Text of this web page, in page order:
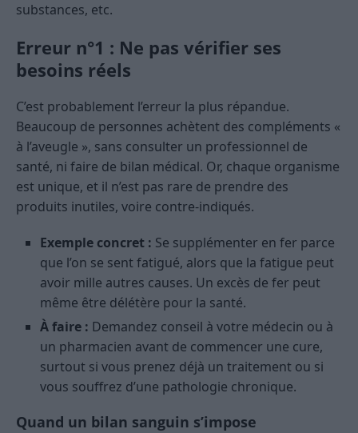
substances, etc.
Erreur n°1 : Ne pas vérifier ses
besoins réels
C’est probablement l’erreur la plus répandue.
Beaucoup de personnes achètent des compléments «
à l’aveugle », sans consulter un professionnel de
santé, ni faire de bilan médical. Or, chaque organisme
est unique, et il n’est pas rare de prendre des
produits inutiles, voire contre-indiqués.
Exemple concret : Se supplémenter en fer parce
que l’on se sent fatigué, alors que la fatigue peut
avoir mille autres causes. Un excès de fer peut
même être délétère pour la santé.
À faire : Demandez conseil à votre médecin ou à
un pharmacien avant de commencer une cure,
surtout si vous prenez déjà un traitement ou si
vous souffrez d’une pathologie chronique.
Quand un bilan sanguin s’impose